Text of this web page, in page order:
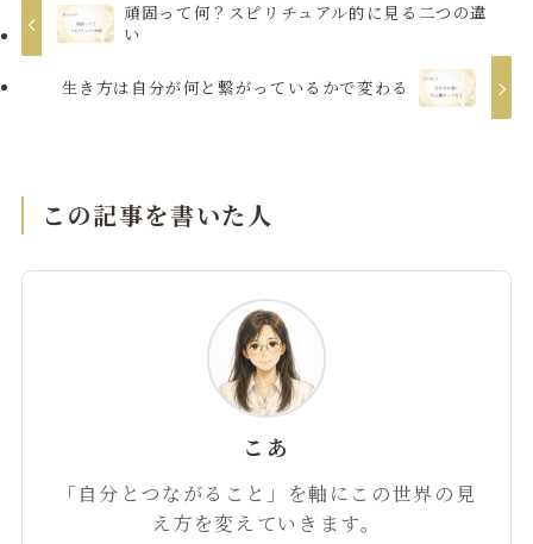
頑固って何？スピリチュアル的に見る二つの違
い
生き方は自分が何と繋がっているかで変わる
この記事を書いた人
こあ
「自分とつながること」を軸にこの世界の見
え方を変えていきます。